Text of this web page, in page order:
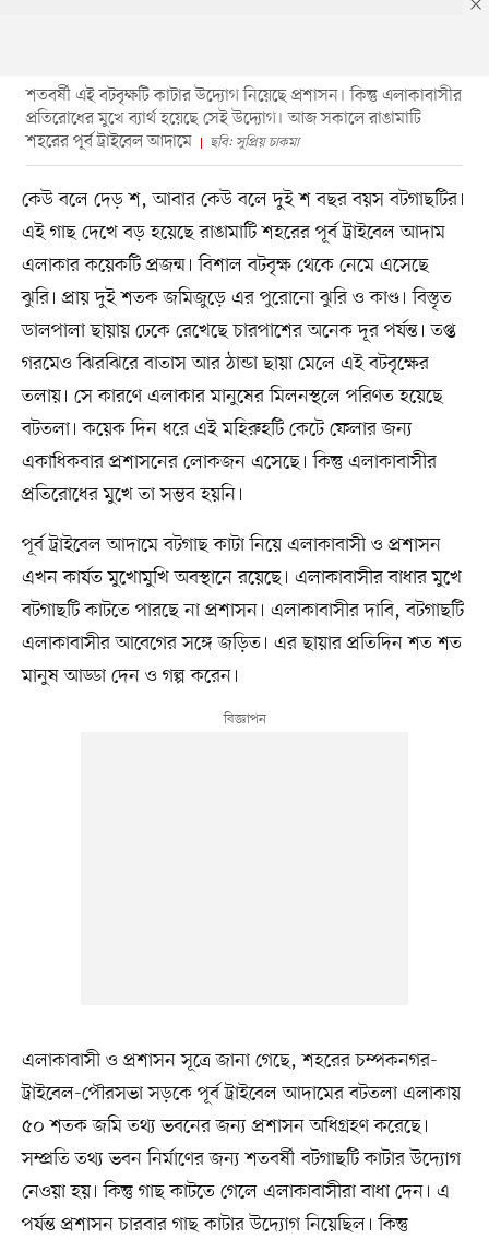
শতবর্ষী এই বটবৃক্ষটি কাটার উদ্যোগ নিয়েছে প্রশাসন। কিন্তু এলাকাবাসীর
প্রতিরোধের মুখে ব্যার্থ হয়েছে সেই উদ্যোগ। আজ সকালে রাঙামাটি
শহরের পূর্ব ট্রাইবেল আদামে
ছবি: সুপ্রিয় চাকমা
কেউ বলে দেড় শ, আবার কেউ বলে দুই শ বছর বয়স বটগাছটির।
এই গাছ দেখে বড় হয়েছে রাঙামাটি শহরের পূর্ব ট্রাইবেল আদাম
এলাকার কয়েকটি প্রজন্ম। বিশাল বটবৃক্ষ থেকে নেমে এসেছে
ঝুরি। প্রায় দুই শতক জমিজুড়ে এর পুরোনো ঝুরি ও কাণ্ড। বিস্তৃত
ডালপালা ছায়ায় ঢেকে রেখেছে চারপাশের অনেক দূর পর্যন্ত। তপ্ত
গরমেও ঝিরঝিরে বাতাস আর ঠান্ডা ছায়া মেলে এই বটবৃক্ষের
তলায়। সে কারণে এলাকার মানুষের মিলনস্থলে পরিণত হয়েছে
বটতলা। কয়েক দিন ধরে এই মহিরুহটি কেটে ফেলার জন্য
একাধিকবার প্রশাসনের লোকজন এসেছে। কিন্তু এলাকাবাসীর
প্রতিরোধের মুখে তা সম্ভব হয়নি।
পূর্ব ট্রাইবেল আদামে বটগাছ কাটা নিয়ে এলাকাবাসী ও প্রশাসন
এখন কার্যত মুখোমুখি অবস্থানে রয়েছে। এলাকাবাসীর বাধার মুখে
বটগাছটি কাটতে পারছে না প্রশাসন। এলাকাবাসীর দাবি, বটগাছটি
এলাকাবাসীর আবেগের সঙ্গে জড়িত। এর ছায়ার প্রতিদিন শত শত
মানুষ আড্ডা দেন ও গল্প করেন।
এলাকাবাসী ও প্রশাসন সূত্রে জানা গেছে, শহরের চম্পকনগর-
ট্রাইবেল-পৌরসভা সড়কে পূর্ব ট্রাইবেল আদামের বটতলা এলাকায়
৫০ শতক জমি তথ্য ভবনের জন্য প্রশাসন অধিগ্রহণ করেছে।
সম্প্রতি তথ্য ভবন নির্মাণের জন্য শতবর্ষী বটগাছটি কাটার উদ্যোগ
নেওয়া হয়। কিন্তু গাছ কাটতে গেলে এলাকাবাসীরা বাধা দেন। এ
পর্যন্ত প্রশাসন চারবার গাছ কাটার উদ্যোগ নিয়েছিল। কিন্তু